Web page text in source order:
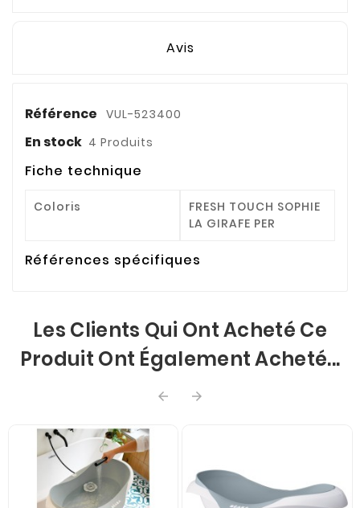
Avis
Référence VUL-523400
En stock 4 Produits
Fiche technique
Coloris
FRESH TOUCH SOPHIE
LA GIRAFE PER
Références spécifiques
Les Clients Qui Ont Acheté Ce
Produit Ont Également Acheté...
 